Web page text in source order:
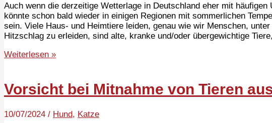
Auch wenn die derzeitige Wetterlage in Deutschland eher mit
könnte schon bald wieder in einigen Regionen mit sommerlichen
sein. Viele Haus- und Heimtiere leiden, genau wie wir Menschen,
Hitzschlag zu erleiden, sind alte, kranke und/oder übergewichtige
Weiterlesen »
Vorsicht bei Mitnahme von Tieren
10/07/2024 / Hund, Katze